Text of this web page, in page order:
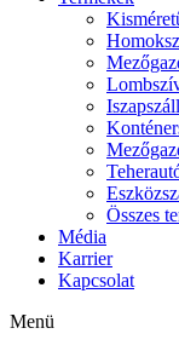
Összes
Média
Karrier
Kapcsolat
Menü